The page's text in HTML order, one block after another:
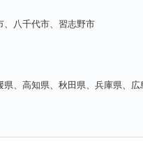
、八千代市、習志野市
県、高知県、秋田県、兵庫県、